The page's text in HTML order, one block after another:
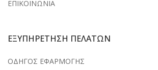
ΕΠΙΚΟΙΝΩΝΙΑ
ΕΞΥΠΗΡΕΤΗΣΗ ΠΕΛΑΤΩΝ
ΟΔΗΓΟΣ ΕΦΑΡΜΟΓΗΣ